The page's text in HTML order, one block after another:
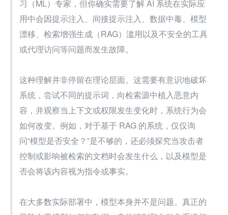
习（ML）专家，但你确实需要了解 AI 系统在实际应
用中会因提示注入、间接提示注入、数据中毒、模型
漂移、检索增强生成（RAG）滥用以及不安全的工具
或代理访问等问题而发生故障。
这种理解并非停留在理论层面。这需要有意识地破坏
系统，尝试不同的提示词，向检索源中植入恶意内
容，并观察当上下文或权限发生变化时，系统行为会
如何改变。例如，对于基于 RAG 的系统，仅仅询
问“模型是否安全？”是不够的，还必须探究当攻击者
控制或影响被检索的文档时会发生什么，以及模型是
否会将该内容视为指令或事实。
在大多数实际部署中，模型本身并不是问题。真正的